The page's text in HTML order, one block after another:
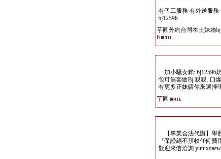
有個工服務 有外送服
bj12596
芋圓外約台灣本土妹賴
6
加小騷女賴: bj12596
包可無套做Bj 親親. 口
有更多正妹請你來選擇
芋圓
【專業合法代辦】學
『保證絕不預收任何
歡迎來信洽詢